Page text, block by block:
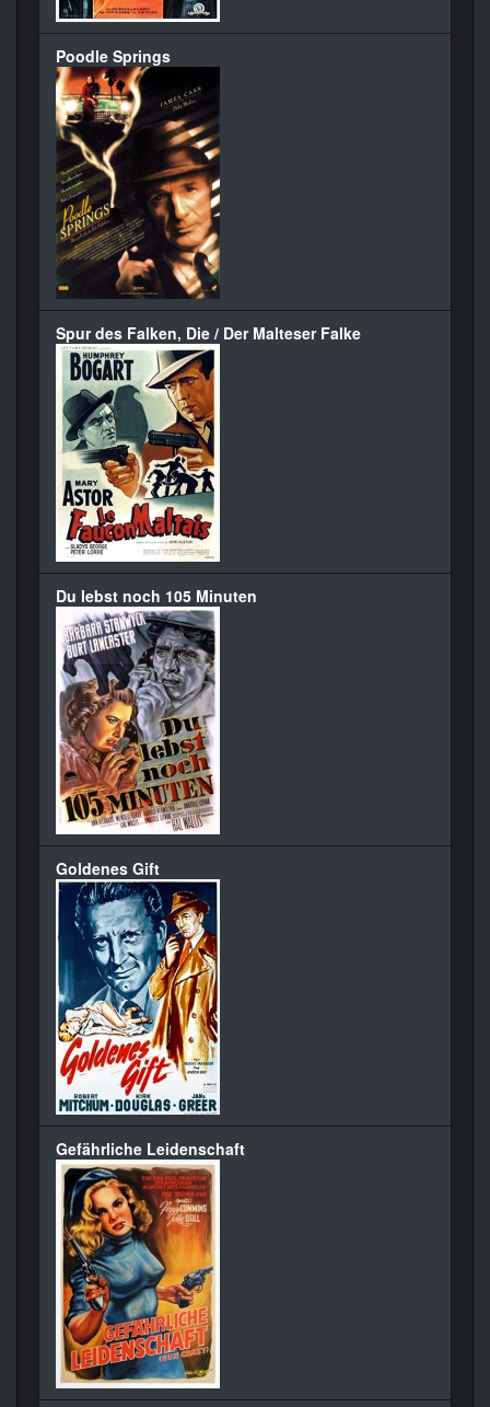
Poodle Springs
Spur des Falken, Die / Der Malteser Falke
Du lebst noch 105 Minuten
Goldenes Gift
Gefährliche Leidenschaft